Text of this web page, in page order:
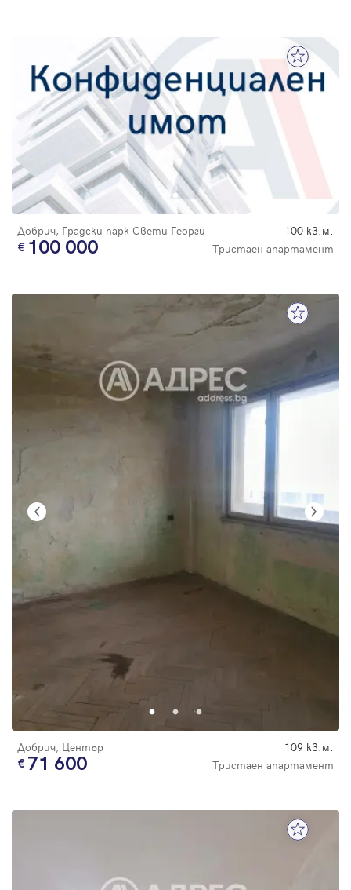
Добрич, Градски парк Свети Георги 100 кв.м.
100 000 Тристаен апартамент
Добрич, Център 109 кв.м.
71 600 Тристаен апартамент